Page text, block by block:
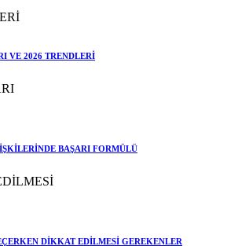
VE 2026 TRENDLERİ
BAŞARI FORMÜLÜ
DİKKAT EDİLMESİ GEREKENLER